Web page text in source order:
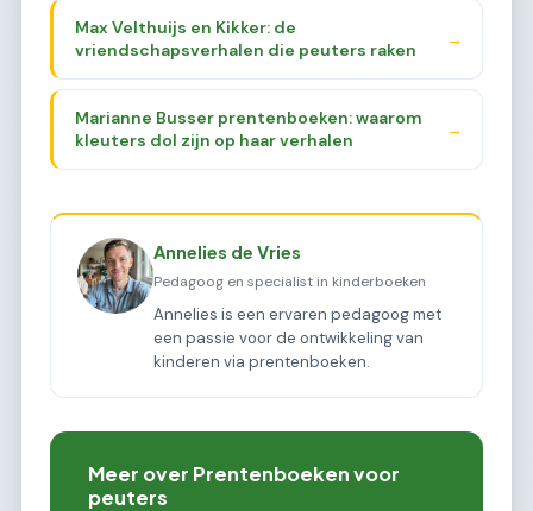
Max Velthuijs en Kikker: de
vriendschapsverhalen die peuters raken
→
Marianne Busser prentenboeken: waarom
kleuters dol zijn op haar verhalen
→
Annelies de Vries
Pedagoog en specialist in kinderboeken
Annelies is een ervaren pedagoog met
een passie voor de ontwikkeling van
kinderen via prentenboeken.
Meer over Prentenboeken voor
peuters